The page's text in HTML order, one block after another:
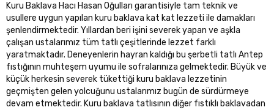
Kuru Baklava Hacı Hasan Oğulları garantisiyle tam teknik ve
usullere uygun yapılan kuru baklava kat kat lezzeti ile damakları
şenlendirmektedir. Yıllardan beri işini severek yapan ve aşkla
çalışan ustalarımız tüm tatlı çeşitlerinde lezzet farklı
yaratmaktadır. Deneyenlerin hayran kaldığı bu şerbetli tatlı Antep
fıstığının muhteşem uyumu ile sofralarınıza gelmektedir. Büyük ve
küçük herkesin severek tükettiği kuru baklava lezzetinin
geçmişten gelen yolcuğunu ustalarımız bugün de sürdürmeye
devam etmektedir. Kuru baklava tatlısının diğer fıstıklı baklavadan